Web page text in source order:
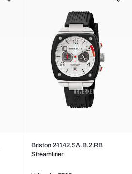
Briston 24142.SA.B.2.RB
Streamliner